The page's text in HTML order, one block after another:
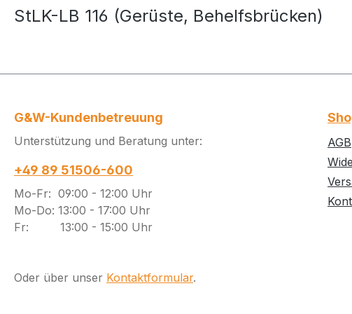
StLK-LB 116 (Gerüste, Behelfsbrücken)
G&W-Kundenbetreuung
Unterstützung und Beratung unter:
+49 89 51506-600
Mo-Fr: 09:00 - 12:00 Uhr
Mo-Do: 13:00 - 17:00 Uhr
Fr: 13:00 - 15:00 Uhr
Oder über unser Kontaktformular.
AGB